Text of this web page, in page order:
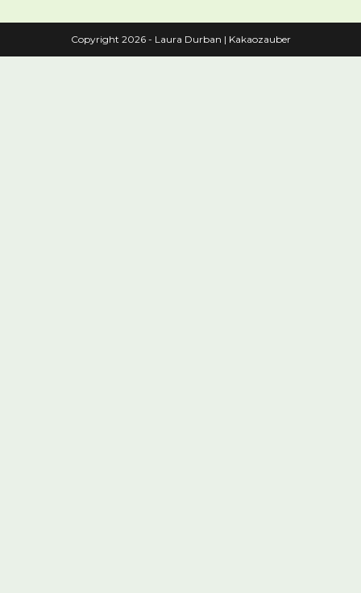
Copyright 2026 - Laura Durban | Kakaozauber